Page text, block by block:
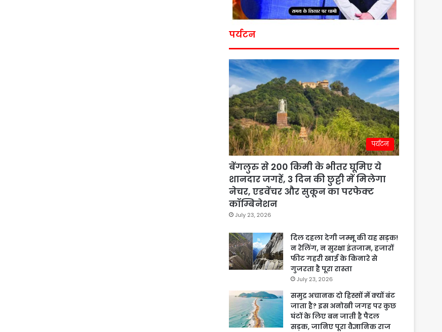
पर्यटन
पर्यटन
बेंगलुरु से 200 किमी के भीतर घूमिए ये
शानदार जगहें, 3 दिन की छुट्टी में मिलेगा
नेचर, एडवेंचर और सुकून का परफेक्ट
कॉम्बिनेशन
July 23, 2026
दिल दहला देगी जम्मू की यह सड़क!
न रेलिंग, न सुरक्षा इंतजाम, हजारों
फीट गहरी खाई के किनारे से
गुजरता है पूरा रास्ता
July 23, 2026
समुद्र अचानक दो हिस्सों में क्यों बंट
जाता है? इस अनोखी जगह पर कुछ
घंटों के लिए बन जाती है पैदल
सड़क, जानिए पूरा वैज्ञानिक राज